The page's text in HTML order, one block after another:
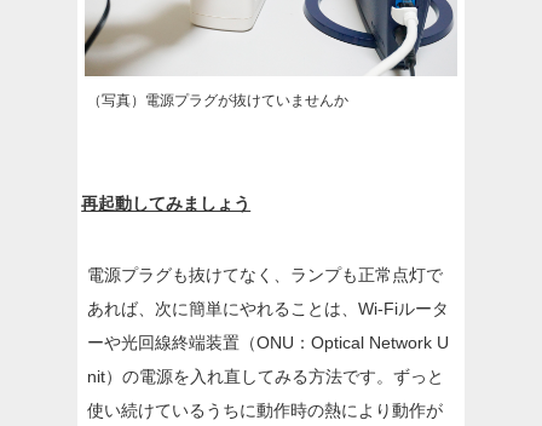
（写真）電源プラグが抜けていませんか
再起動してみましょう
電源プラグも抜けてなく、ランプも正常点灯で
あれば、次に簡単にやれることは、Wi-Fiルータ
ーや光回線終端装置（ONU：Optical Network U
nit）の電源を入れ直してみる方法です。ずっと
使い続けているうちに動作時の熱により動作が